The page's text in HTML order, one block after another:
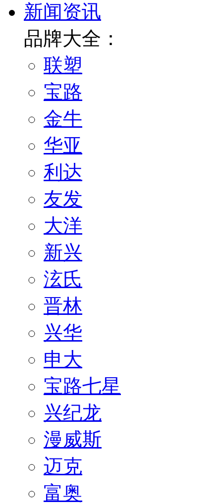
新闻资讯
品牌大全：
联塑
宝路
金牛
华亚
利达
友发
大洋
新兴
泫氏
晋林
兴华
申大
宝路七星
兴纪龙
漫威斯
迈克
富奥